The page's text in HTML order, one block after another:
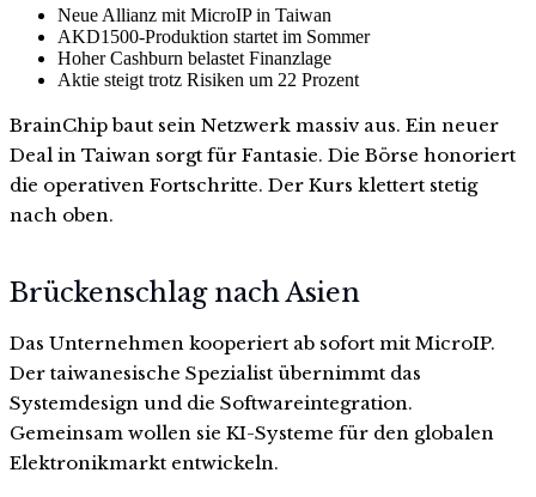
Neue Allianz mit MicroIP in Taiwan
AKD1500-Produktion startet im Sommer
Hoher Cashburn belastet Finanzlage
Aktie steigt trotz Risiken um 22 Prozent
BrainChip baut sein Netzwerk massiv aus. Ein neuer
Deal in Taiwan sorgt für Fantasie. Die Börse honoriert
die operativen Fortschritte. Der Kurs klettert stetig
nach oben.
Brückenschlag nach Asien
Das Unternehmen kooperiert ab sofort mit MicroIP.
Der taiwanesische Spezialist übernimmt das
Systemdesign und die Softwareintegration.
Gemeinsam wollen sie KI-Systeme für den globalen
Elektronikmarkt entwickeln.